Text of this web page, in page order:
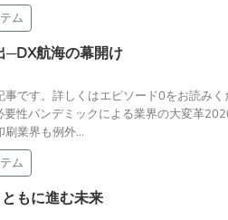
ム
─DX航海の幕開け
です。詳しくはエピソード0をお読み
性パンデミックによる業界の大変革
業界も例外...
ム
もに進む未来